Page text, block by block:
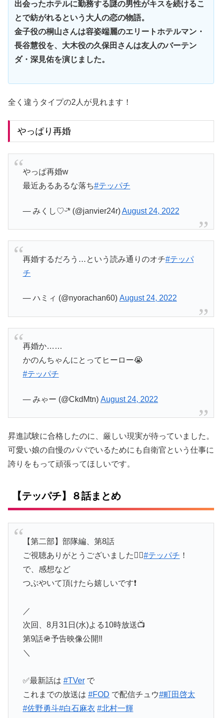
出会ったホテルに勤務する謎の男性がキスを続けるこ
とで紡がれるという大人の恋の物語。
金子役の桐山さんは容姿端麗のエリートホテルマン・
長谷慧役を、大木役の久保田さんは友人のバーテン
ダ・深見佑を演じました。
全く違うタイプの2人が見れます！
やっぱり再婚
やっぱ再婚w
最近あるあるな落ち#テッパチ
— みくし♡ᵕ̈* (@janvier24r)August 24, 2022
再婚するだろう…という読み通りのオチ#テッパ
チ
— ハミィ (@nyorachan60) August 24, 2022
再婚か……
かのんちゃんにとってヒーロー😭
#テッパチ
— みゃー (@CkdMtn) August 24, 2022
昇進試験に合格したのに、厳しい現実が待っていました。
可愛い娘の自慢のパパでいるためにも自衛官という仕事に
誇りをもって頑張ってほしいです。
【テッパチ】８話まとめ
【第二部】部隊編、第8話
ご視聴ありがとうございました🙇‍♀️#テッパチ ！
で、感想など
つぶやいて頂けたら嬉しいです❗️
／
次回、8月31日(水)よる10時放送📺
第9話🪖予告映像公開‼️
＼
✅最新話は #TVerで
これまでの放送は #FOD で配信チュウ#町田啓太
#佐野勇斗#白石麻衣 #北村一輝